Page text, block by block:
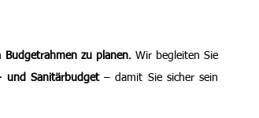
Budgetrahmen zu planen. Wir begleiten Sie
und Sanitärbudget – damit Sie sicher sein